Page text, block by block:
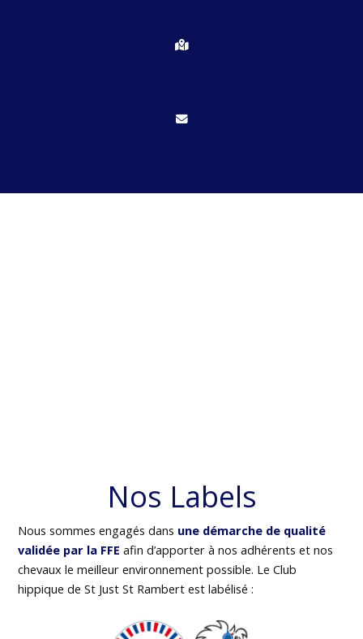
Nos Labels
Nous sommes engagés dans une démarche de qualité
validée par la FFE afin d’apporter à nos adhérents et nos
chevaux le meilleur environnement possible. Le Club
hippique de St Just St Rambert est labélisé :